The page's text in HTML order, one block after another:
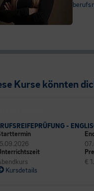
Kurse könnten
-
€
Kursdetails